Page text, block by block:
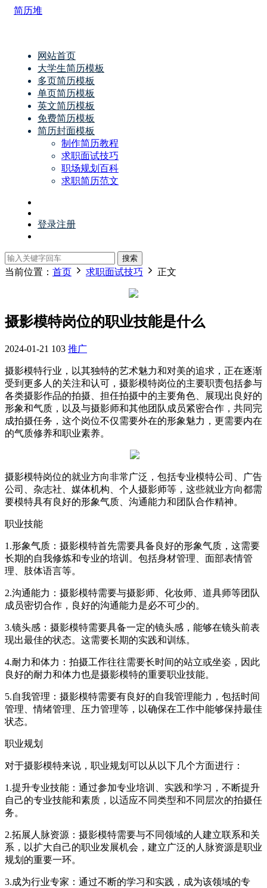
简历堆
网站首页
大学生简历模板
多页简历模板
单页简历模板
英文简历模板
免费简历模板
简历封面模板
制作简历教程
求职面试技巧
职场规划百科
求职简历范文
登录注册
搜索
当前位置： 首页 求职面试技巧 正文
摄影模特岗位的职业技能是什么
2024-01-21 103 推广
摄影模特行业，以其独特的艺术魅力和对美的追求，正在逐渐
受到更多人的关注和认可，摄影模特岗位的主要职责包括参与
各类摄影作品的拍摄、担任拍摄中的主要角色、展现出良好的
形象和气质，以及与摄影师和其他团队成员紧密合作，共同完
成拍摄任务，这个岗位不仅需要外在的形象魅力，更需要内在
的气质修养和职业素养。
摄影模特岗位的就业方向非常广泛，包括专业模特公司、广告
公司、杂志社、媒体机构、个人摄影师等，这些就业方向都需
要模特具有良好的形象气质、沟通能力和团队合作精神。
职业技能
1.形象气质：摄影模特首先需要具备良好的形象气质，这需要
长期的自我修炼和专业的培训。包括身材管理、面部表情管
理、肢体语言等。
2.沟通能力：摄影模特需要与摄影师、化妆师、道具师等团队
成员密切合作，良好的沟通能力是必不可少的。
3.镜头感：摄影模特需要具备一定的镜头感，能够在镜头前表
现出最佳的状态。这需要长期的实践和训练。
4.耐力和体力：拍摄工作往往需要长时间的站立或坐姿，因此
良好的耐力和体力也是摄影模特的重要职业技能。
5.自我管理：摄影模特需要有良好的自我管理能力，包括时间
管理、情绪管理、压力管理等，以确保在工作中能够保持最佳
状态。
职业规划
对于摄影模特来说，职业规划可以从以下几个方面进行：
1.提升专业技能：通过参加专业培训、实践和学习，不断提升
自己的专业技能和素质，以适应不同类型和不同层次的拍摄任
务。
2.拓展人脉资源：摄影模特需要与不同领域的人建立联系和关
系，以扩大自己的职业发展机会，建立广泛的人脉资源是职业
规划的重要一环。
3.成为行业专家：通过不断的学习和实践，成为该领域的专